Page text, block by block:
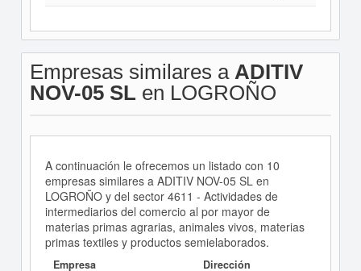
Empresas similares a ADITIV
NOV-05 SL en LOGROÑO
A continuación le ofrecemos un listado con 10
empresas similares a ADITIV NOV-05 SL en
LOGROÑO y del sector 4611 - Actividades de
intermediarios del comercio al por mayor de
materias primas agrarias, animales vivos, materias
primas textiles y productos semielaborados.
Empresa Dirección